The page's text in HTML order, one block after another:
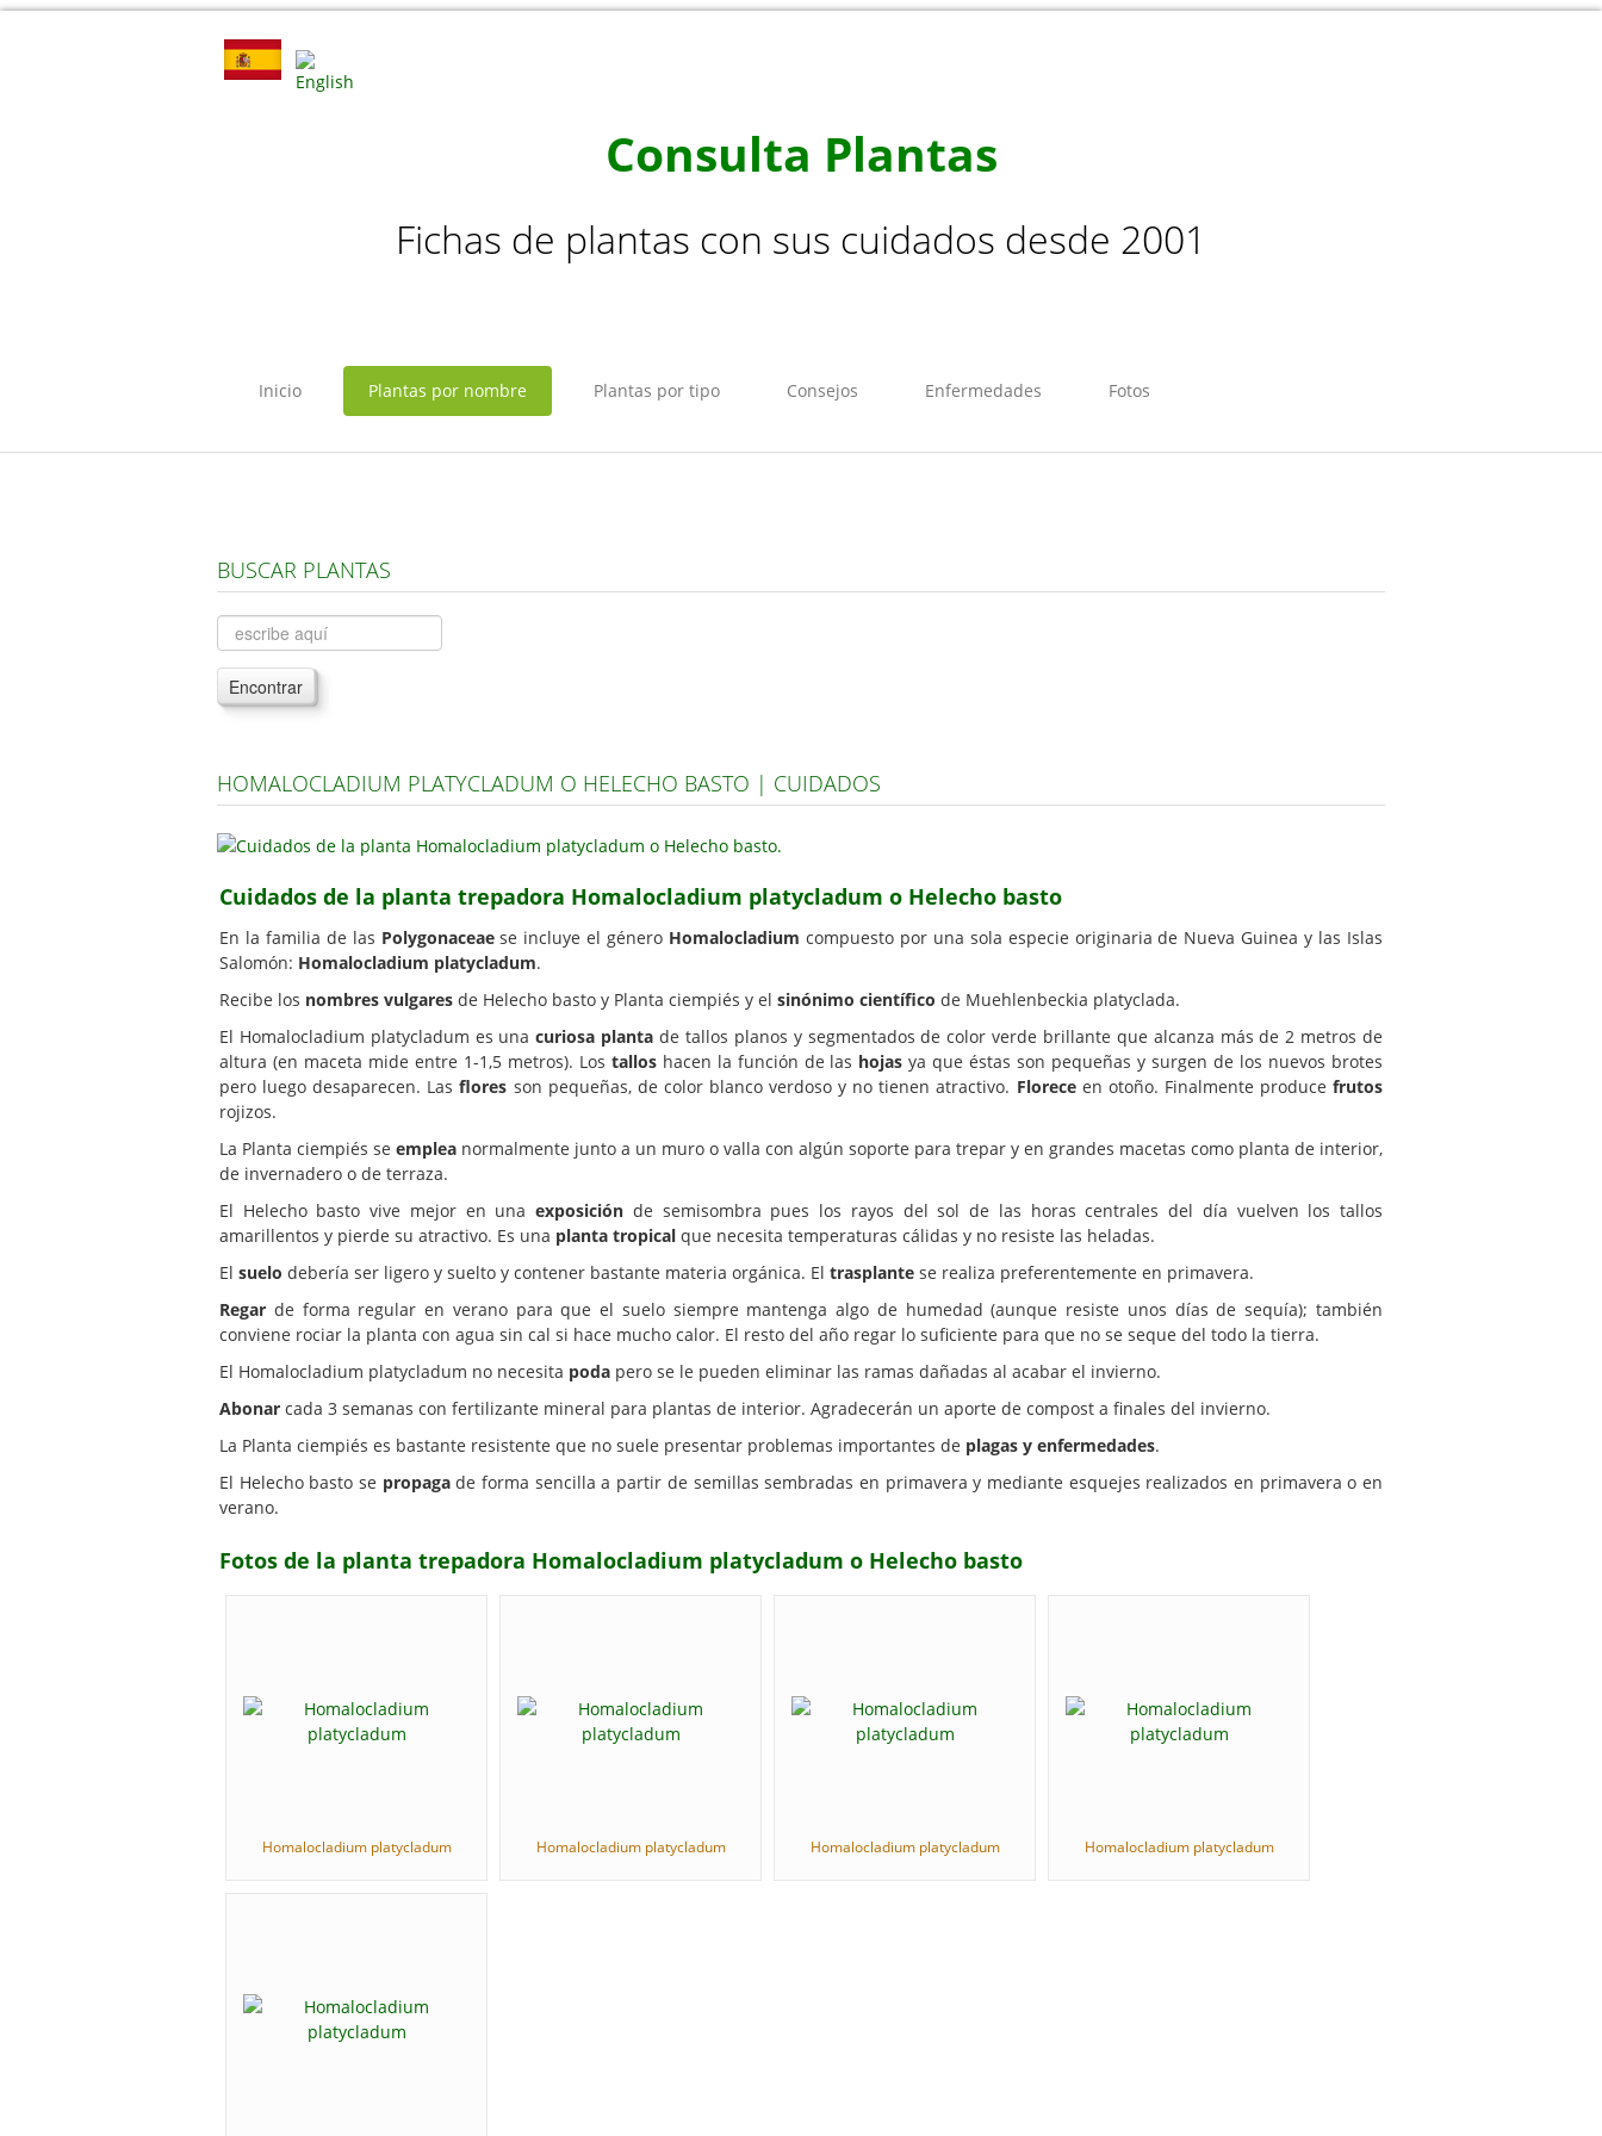
Consulta Plantas
Fichas de plantas con sus cuidados desde 2001
Inicio Plantas por nombre Plantas por tipo Consejos Enfermedades Fotos
BUSCAR PLANTAS
Encontrar
HOMALOCLADIUM PLATYCLADUM O HELECHO BASTO | CUIDADOS
Cuidados de la planta trepadora Homalocladium platycladum o Helecho basto
En la familia de las Polygonaceaese incluye el género Homalocladium compuesto por una sola especie originaria de Nueva Guinea y las Islas
Salomón: Homalocladium platycladum.
Recibe los nombres vulgares de Helecho basto y Planta ciempiés y el sinónimo científico de Muehlenbeckia platyclada.
El Homalocladium platycladum es unacuriosa planta de tallos planos y segmentados de color verde brillante que alcanza más de 2 metros de
altura (en maceta mide entre 1-1,5 metros). Los talloshacen la función de las hojas ya que éstas son pequeñas y surgen de los nuevos brotes
pero luego desaparecen. Lasflores son pequeñas, de color blanco verdoso y no tienen atractivo. Floreceen otoño. Finalmente producefrutos
rojizos.
La Planta ciempiés se emplea normalmente junto a un muro o valla con algún soporte para trepar y en grandes macetas como planta de interior,
de invernadero o de terraza.
El Helecho basto vive mejor en unaexposición de semisombra pues los rayos del sol de las horas centrales del día vuelven los tallos
amarillentos y pierde su atractivo. Es una planta tropical que necesita temperaturas cálidas y no resiste las heladas.
El suelo debería ser ligero y suelto y contener bastante materia orgánica. El trasplante se realiza preferentemente en primavera.
Regar de forma regular en verano para que el suelo siempre mantenga algo de humedad (aunque resiste unos días de sequía); también
conviene rociar la planta con agua sin cal si hace mucho calor. El resto del año regar lo suficiente para que no se seque del todo la tierra.
El Homalocladium platycladum no necesita poda pero se le pueden eliminar las ramas dañadas al acabar el invierno.
Abonar cada 3 semanas con fertilizante mineral para plantas de interior. Agradecerán un aporte de compost a finales del invierno.
La Planta ciempiés es bastante resistente que no suele presentar problemas importantes de plagas y enfermedades.
El Helecho basto se propagade forma sencilla a partir de semillas sembradas en primavera y mediante esquejes realizados en primavera o en
verano.
Fotos de la planta trepadora Homalocladium platycladum o Helecho basto
Homalocladium platycladum Homalocladium platycladum Homalocladium platycladum Homalocladium platycladum